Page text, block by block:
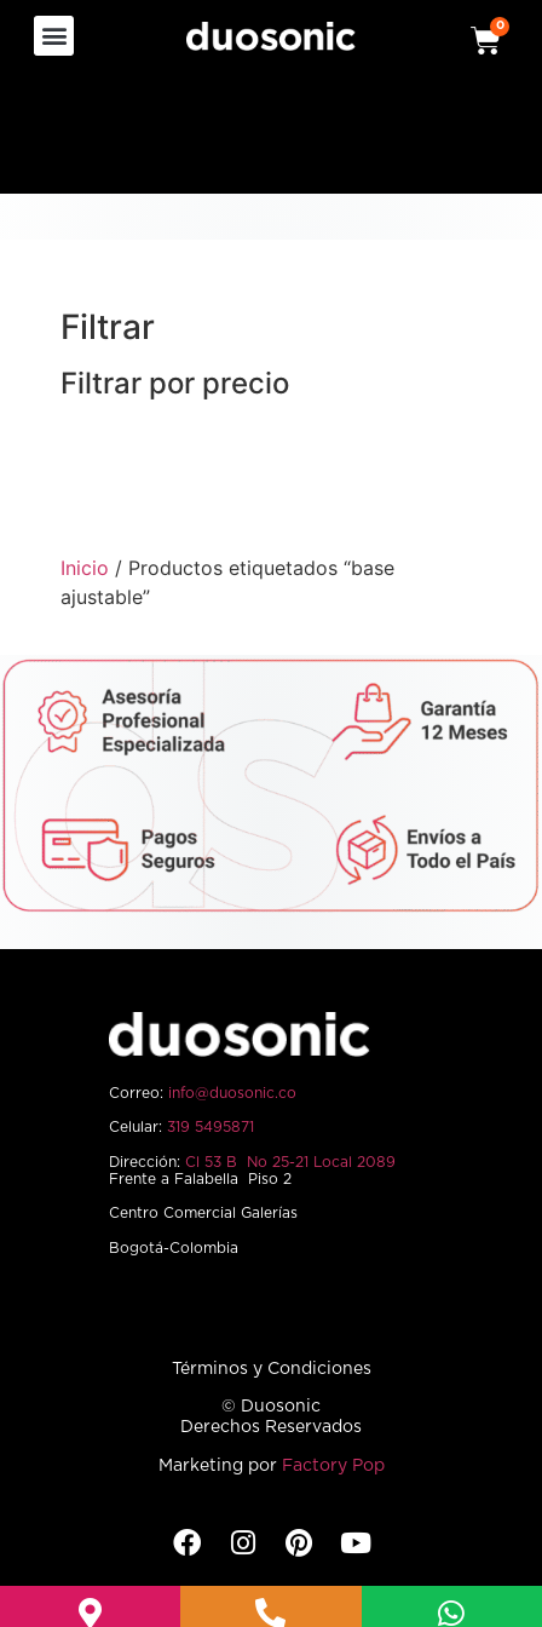
0
Filtrar
Filtrar por precio
Inicio / Productos etiquetados “base
ajustable”
Correo: info@duosonic.co
Celular: 319 5495871
Dirección: Cl 53 B No 25-21 Local 2089
Frente a Falabella Piso 2
Centro Comercial Galerías
Bogotá-Colombia
Términos y Condiciones
© Duosonic
Derechos Reservados
Marketing por Factory Pop